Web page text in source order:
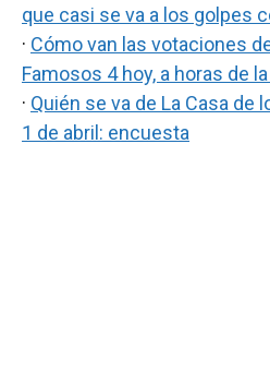
que casi se va a los golpes
· Cómo van las votaciones
Famosos 4 hoy, a horas de
· Quién se va de La Casa de
1 de abril: encuesta